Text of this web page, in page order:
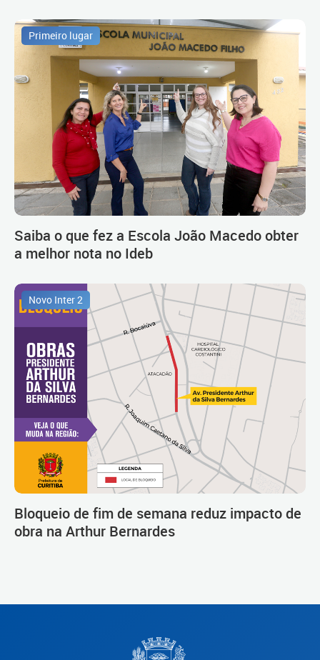
Primeiro lugar
Saiba o que fez a Escola João Macedo obter
a melhor nota no Ideb
Novo Inter 2
Bloqueio de fim de semana reduz impacto de
obra na Arthur Bernardes